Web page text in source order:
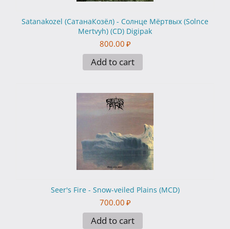
Satanakozel (СатанаКозёл) - Солнце Мёртвых (Solnce
Mertvyh) (CD) Digipak
800.00 ₽
Add to cart
Seer's Fire - Snow​-​veiled Plains (MCD)
700.00 ₽
Add to cart